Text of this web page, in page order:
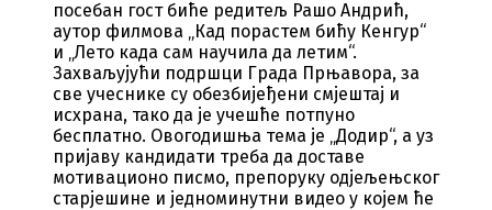
посебан гост биће редитељ Рашо Андрић,
аутор филмова „Кад порастем бићу Кенгур“
и „Лето када сам научила да летим“.
Захваљујући подршци Града Прњавора, за
све учеснике су обезбијеђени смјештај и
исхрана, тако да је учешће потпуно
бесплатно. Овогодишња тема је „Додир“, а уз
пријаву кандидати треба да доставе
мотивационо писмо, препоруку одјељењског
старјешине и једноминутни видео у којем ће